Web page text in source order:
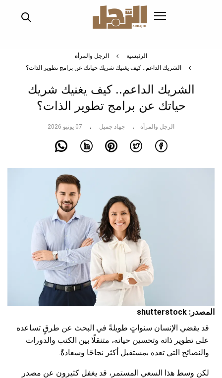
الرئيسية
الرجل والمرأة
الشريك الداعم.. كيف يغنيك شريك حياتك عن برامج تطوير الذات؟
الشريك الداعم.. كيف يغنيك شريك
حياتك عن برامج تطوير الذات؟
الرجل والمرأة جهاد جميل 07 يونيو 2026
المصدر: shutterstock
قد يقضي الإنسان سنواتٍ طويلةً في البحث عن طرقٍ تساعده
على تطوير ذاته وتحسين حياته، متنقلًا بين الكتب والدورات
والنصائح التي تعده بمستقبل أكثر نجاحًا وسعادةً.
لكن وسط هذا السعي المستمر، قد يغفل كثيرون عن مصدر